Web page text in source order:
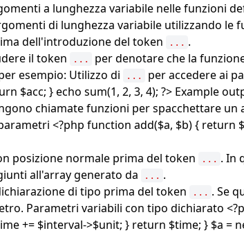
a lunghezza variabile nelle funzioni
di lunghezza variabile utilizzando le
dell'introduzione del token
... .
il token
...
per denotare che la
esempio: Utilizzo di
...
per accedere ai
$acc; } echo sum(1, 2, 3, 4); ?> Example
chiamate funzioni per spacchettare
<?php function add($a, $b) { return
posizione normale prima del token
... . In
all'array generato da
... .
di tipo prima del token ... . Se
Parametri variabili con tipo dichiarato
+= $interval->$unit; } return $time; } $a =